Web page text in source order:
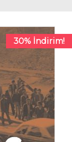
30% İndirim!